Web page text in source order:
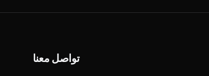
تواصل معنا